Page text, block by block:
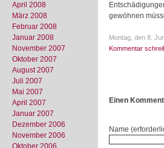
April 2008
März 2008
Februar 2008
Januar 2008
November 2007
Oktober 2007
August 2007
Juli 2007
Mai 2007
April 2007
Januar 2007
Dezember 2006
November 2006
Oktober 2006
gewöhnen
Montag, den 8.
Kommentar
Einen
Name